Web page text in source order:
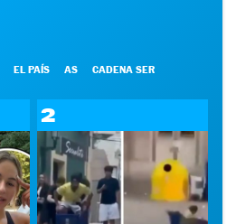
EL PAÍS AS CADENA SER
2